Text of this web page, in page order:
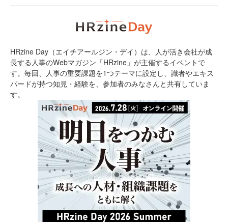
HRzine Day（エイチアールジン・デイ）は、人が活き会社が成
長する人事のWebマガジン「HRzine」が主催するイベントで
す。毎回、人事の重要課題を1つテーマに設定し、識者やエキス
パードが持つ知見・経験を、参加者のみなさんと共有していま
す。